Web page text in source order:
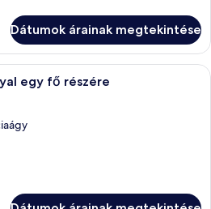
Dátumok árainak megtekintése
Egy gondosan megterített ágy,
egy fő részére